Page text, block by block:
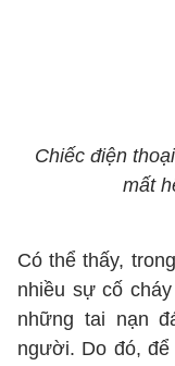
Chiếc điện
mất
Có thể thấy,
nhiều sự cố
những tai nạn
người. Do đó,